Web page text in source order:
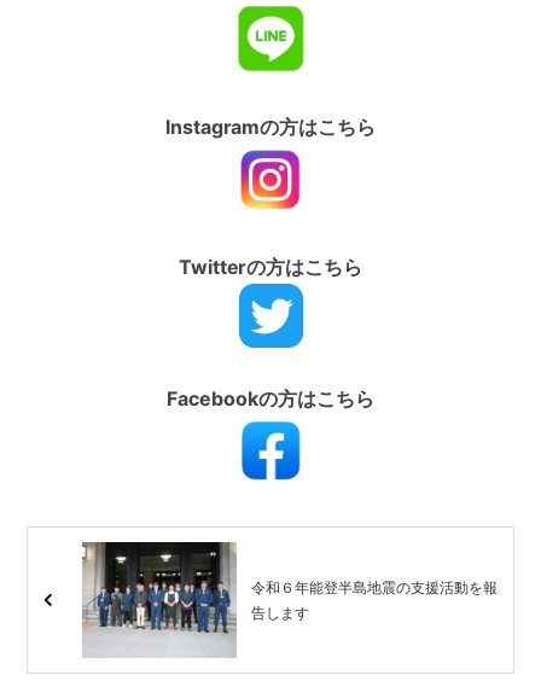
Instagramの方はこちら
Twitterの方はこちら
Facebookの方はこちら
令和６年能登半島地震の支援活動を報
告します